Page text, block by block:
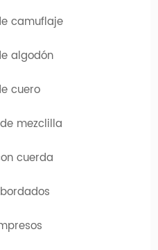
sombreros de cubos
de cubo impresos
de cubo personalizados
camuflaje
algodón
cuero
mezclilla
cuerda